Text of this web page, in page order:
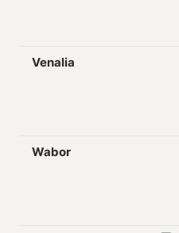
Venalia
Wabor